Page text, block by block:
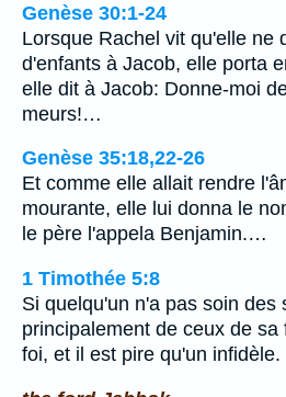
Genèse 30:1-24
Lorsque Rachel vit qu'elle ne
d'enfants à Jacob, elle porta
elle dit à Jacob: Donne-moi
meurs!…
Genèse 35:18,22-26
Et comme elle allait rendre
mourante, elle lui donna le
le père l'appela Benjamin.…
1 Timothée 5:8
Si quelqu'un n'a pas soin des
principalement de ceux de
foi, et il est pire qu'un infidèle.